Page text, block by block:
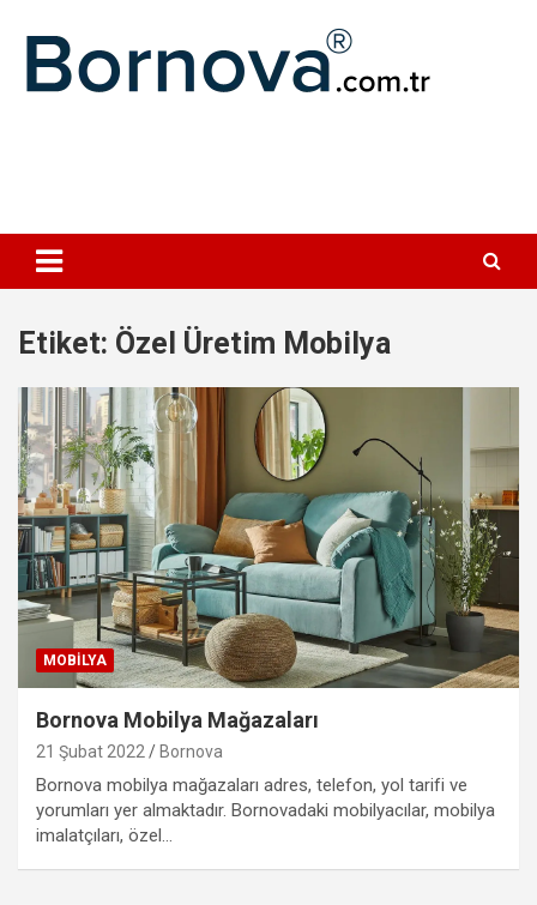
Etiket: Özel Üretim Mobilya
MOBILYA
Bornova Mobilya Mağazaları
21 Şubat 2022 Bornova
Bornova mobilya mağazaları adres, telefon, yol tarifi ve
yorumları yer almaktadır. Bornovadaki mobilyacılar, mobilya
imalatçıları, özel…